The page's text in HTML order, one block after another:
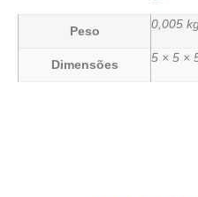
Peso 0,005
Dimensões 5 × 5 ×